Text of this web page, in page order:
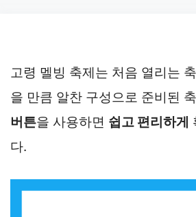
고령 멜빙 축제는 처음 열리는
을 만큼 알찬 구성으로 준비된
버튼을 사용하면 쉽고 편리하게
다.